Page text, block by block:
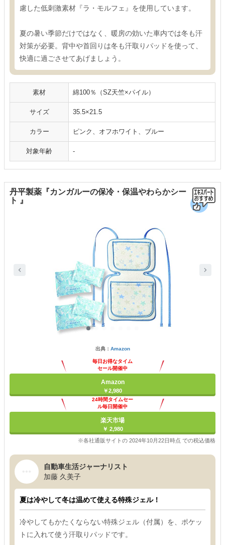
慮した低刺激素材『ラ・モルフェ』を使用しています。
夏の暑い季節だけではなく、暖房の効いた車内では冬も汗
対策が必要。背中や首回りは冬も汗取りパッドを使って、
快適に過ごさせてあげましょう。
素材 綿100％（SZ天竺×パイル）
サイズ 35.5×21.5
カラー ピンク、オフホワイト、ブルー
対象年齢 ‐
丹平製薬『カンガルーの保冷・保温やわらかシー
ト 』
出典： Amazon
毎日お得なタイム
セール開催中
Amazon
￥2,980
24時間タイムセー
ル毎日開催中
楽天市場
￥ 2,980
※各社通販サイトの 2024年10月22日時点 での税込価格
自動車生活ジャーナリスト
加藤 久美子
夏は冷やして冬は温めて使える特殊ジェル！
冷やしてもかたくならない特殊ジェル（付属）を、ポケッ
トに入れて使う汗取りパッドです。